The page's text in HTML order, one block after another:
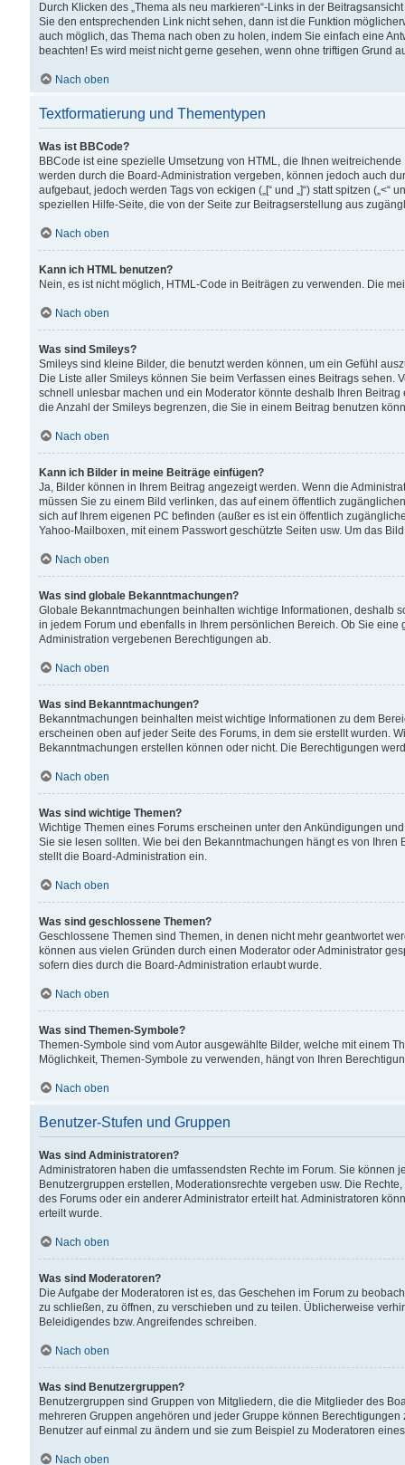
Durch Klicken des „Thema als neu markieren“-Links in der
Sie den entsprechenden Link nicht sehen, dann ist die Funktion
auch möglich, das Thema nach oben zu holen, indem Sie einfach eine
beachten! Es wird meist nicht gerne gesehen, wenn ohne triftigen Grund
Nach oben
Textformatierung und Thementypen
Was ist BBCode?
BBCode ist eine spezielle Umsetzung von HTML, die Ihnen
werden durch die Board-Administration vergeben, können jedoch auch
aufgebaut, jedoch werden Tags von eckigen („[“ und „]“) statt spitzen
speziellen Hilfe-Seite, die von der Seite zur Beitragserstellung aus
Nach oben
Kann ich HTML benutzen?
Nein, es ist nicht möglich, HTML-Code in Beiträgen zu verwenden. Die
Nach oben
Was sind Smileys?
Smileys sind kleine Bilder, die benutzt werden können, um ein Gefühl
Die Liste aller Smileys können Sie beim Verfassen eines Beitrags
schnell unlesbar machen und ein Moderator könnte deshalb Ihren
die Anzahl der Smileys begrenzen, die Sie in einem Beitrag benutzen
Nach oben
Kann ich Bilder in meine Beiträge einfügen?
Ja, Bilder können in Ihrem Beitrag angezeigt werden. Wenn die
müssen Sie zu einem Bild verlinken, das auf einem öffentlich
sich auf Ihrem eigenen PC befinden (außer es ist ein öffentlich
Yahoo-Mailboxen, mit einem Passwort geschützte Seiten usw. Um das
Nach oben
Was sind globale Bekanntmachungen?
Globale Bekanntmachungen beinhalten wichtige Informationen, deshalb
in jedem Forum und ebenfalls in Ihrem persönlichen Bereich. Ob Sie
Administration vergebenen Berechtigungen ab.
Nach oben
Was sind Bekanntmachungen?
Bekanntmachungen beinhalten meist wichtige Informationen zu dem
erscheinen oben auf jeder Seite des Forums, in dem sie erstellt wurden.
Bekanntmachungen erstellen können oder nicht. Die Berechtigungen
Nach oben
Was sind wichtige Themen?
Wichtige Themen eines Forums erscheinen unter den Ankündigungen
Sie sie lesen sollten. Wie bei den Bekanntmachungen hängt es von
stellt die Board-Administration ein.
Nach oben
Was sind geschlossene Themen?
Geschlossene Themen sind Themen, in denen nicht mehr geantwortet
können aus vielen Gründen durch einen Moderator oder Administrator
sofern dies durch die Board-Administration erlaubt wurde.
Nach oben
Was sind Themen-Symbole?
Themen-Symbole sind vom Autor ausgewählte Bilder, welche mit einem
Möglichkeit, Themen-Symbole zu verwenden, hängt von Ihren
Nach oben
Benutzer-Stufen und Gruppen
Was sind Administratoren?
Administratoren haben die umfassendsten Rechte im Forum. Sie können
Benutzergruppen erstellen, Moderationsrechte vergeben usw. Die
des Forums oder ein anderer Administrator erteilt hat. Administratoren
erteilt wurde.
Nach oben
Was sind Moderatoren?
Die Aufgabe der Moderatoren ist es, das Geschehen im Forum zu
zu schließen, zu öffnen, zu verschieben und zu teilen. Üblicherweise
Beleidigendes bzw. Angreifendes schreiben.
Nach oben
Was sind Benutzergruppen?
Benutzergruppen sind Gruppen von Mitgliedern, die die Mitglieder des
mehreren Gruppen angehören und jeder Gruppe können
Benutzer auf einmal zu ändern und sie zum Beispiel zu Moderatoren
Nach oben